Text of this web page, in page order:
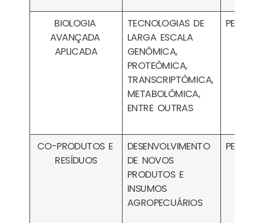
BIOLOGIA
AVANÇADA
APLICADA
TECNOLOGIAS DE
LARGA ESCALA
GENÔMICA,
PROTEÔMICA,
TRANSCRIPTÔMICA,
METABOLÔMICA,
ENTRE OUTRAS
CO-PRODUTOS E
RESÍDUOS
DESENVOLVIMENTO
DE NOVOS
PRODUTOS E
INSUMOS
AGROPECUÁRIOS